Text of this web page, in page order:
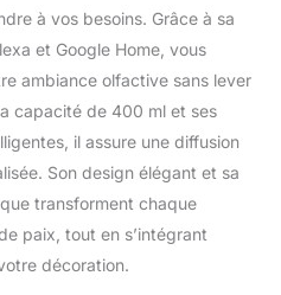
à vos besoins. Grâce à sa
et Google Home, vous
ambiance olfactive sans lever
capacité de 400 ml et ses
il assure une diffusion
Son design élégant et sa
transforment chaque
paix, tout en s’intégrant
décoration.